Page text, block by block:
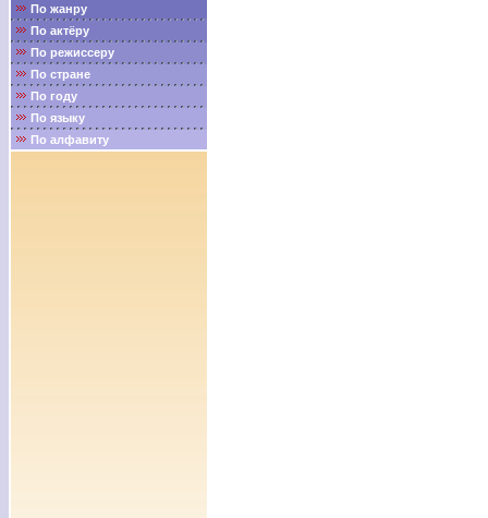
По жанру
По актёру
По режиссеру
По стране
По году
По языку
По алфавиту